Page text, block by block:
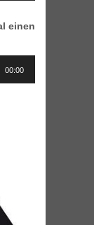
einen
00:00